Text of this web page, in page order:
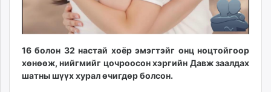
isee.mn
fact.mn
16 болон 32 настай хоёр эмэгтэйг онц ноцтойгоор
хөнөөж, нийгмийг цочроосон хэргийн Давж заалдах
шатны шүүх хурал өчигдөр болсон.